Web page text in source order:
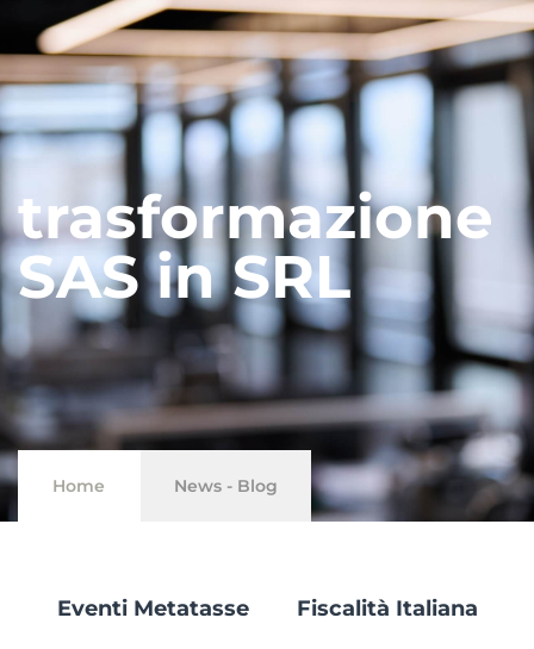
trasformazione
SAS in SRL
Home News - Blog
Eventi Metatasse Fiscalità Italiana